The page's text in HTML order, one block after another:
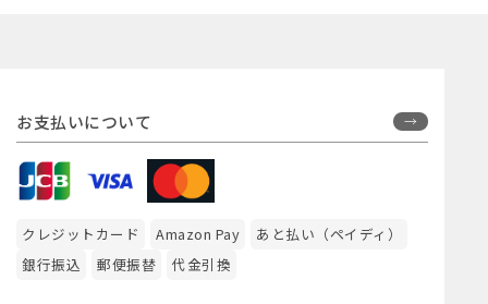
お支払いについて
クレジットカード Amazon Pay
あと払い（ペイディ）
銀行振込
郵便振替 代金引換